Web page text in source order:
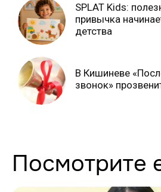
SPLAT Kids:
привычка
детства
В Кишиневе
звонок»
Посмотрите